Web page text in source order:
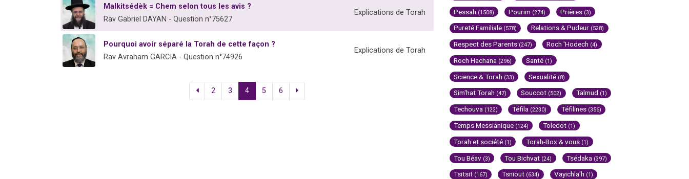
Malkitsédèk = Chem selon tous les avis ?
Rav Gabriel DAYAN - Question n°75627
Explications de Torah
Pourquoi avoir séparé la Torah de cette façon ?
Rav Avraham GARCIA - Question n°74926
Explications de Torah
2 3 4 5 6
Pessah (1508) Pourim (274) Prières (3)
Pureté Familiale (578) Relations & Pudeur (528)
Respect des Parents (247) Roch 'Hodech (4)
Roch Hachana (296) Santé (1)
Science & Torah (33) Sexualité (8)
Sim'hat Torah (47) Souccot (502) Talmud (1)
Techouva (122) Téfila (2230) Téfilines (356)
Temps Messianique (124) Toledot (1)
Torah et société (1) Torah-Box & vous (1)
Tou Béav (3) Tou Bichvat (24) Tsédaka (397)
Tsitsit (167) Tsniout (634) Vayichla'h (1)